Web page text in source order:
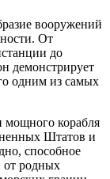
вооружений
От
до
демонстрирует
одним из самых
мощного корабля
Штатов и
способное
от родных